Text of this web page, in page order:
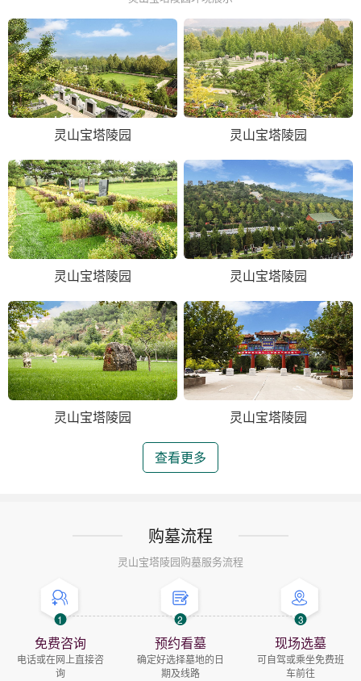
灵山宝塔陵园 灵山宝塔陵园
灵山宝塔陵园 灵山宝塔陵园
灵山宝塔陵园 灵山宝塔陵园
查看更多
购墓流程
灵山宝塔陵园购墓服务流程
1
免费咨询
电话或在网上直接咨
询
2
预约看墓
确定好选择墓地的日
期及线路
3
现场选墓
可自驾或乘坐免费班
车前往